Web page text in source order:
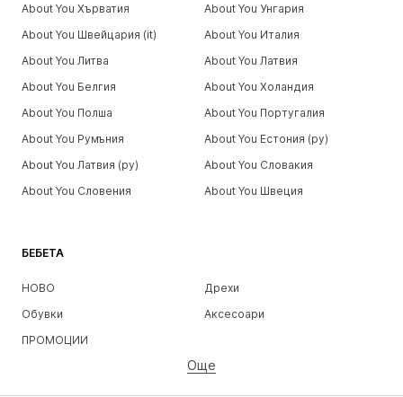
БЕБЕТА
НОВО
Дрехи
Обувки
Аксесоари
ПРОМОЦИИ
Още
About You Хърватия
About You Унгария
About You Швейцария (it)
About You Италия
About You Литва
About You Латвия
About You Белгия
About You Холандия
About You Полша
About You Португалия
About You Румъния
About You Естония (ру)
About You Латвия (ру)
About You Словакия
About You Словения
About You Швеция